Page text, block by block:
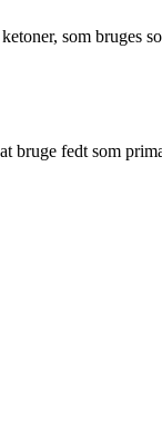
som bruges
bruge fedt som